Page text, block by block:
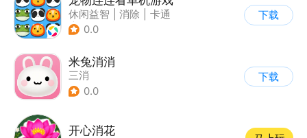
休闲益智 消除
卡通
| 连线
0.0
下载
米兔消消
三消
0.0
下载
开心消花